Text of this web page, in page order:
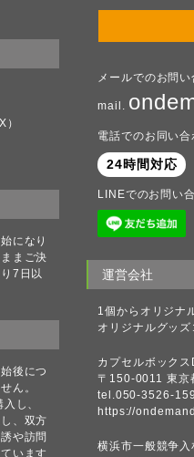
になり
まご決
7日以
後につ
ん。
し、
、双方
や訪問
います
メールでのお問い
mail.
電話でのお同い合
24時間対応
LINEでのお問い
運営会社
1個からオリジナ
オリジナルグッ
カプセルボック
〒150-0011 東京
tel.050-3526-
https://
横浜市一般競争